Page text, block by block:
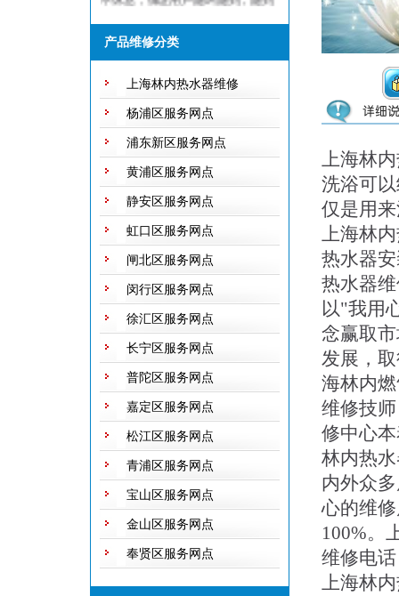
产品维修分类
上海林内热水器维修
杨浦区服务网点
浦东新区服务网点
黄浦区服务网点
静安区服务网点
虹口区服务网点
闸北区服务网点
闵行区服务网点
徐汇区服务网点
长宁区服务网点
普陀区服务网点
嘉定区服务网点
松江区服务网点
青浦区服务网点
宝山区服务网点
金山区服务网点
奉贤区服务网点
上海林
洗浴可
仅是用
上海林
热水器
热水器
以"我用
念赢取
发展，
海林内
维修技
修中心
林内热
内外众
心的维
100%。
维修电
上海林